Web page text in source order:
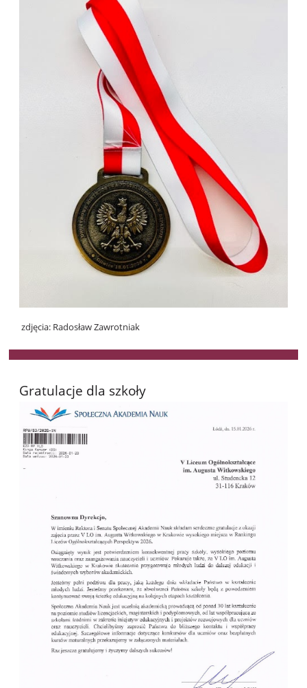
zdjęcia: Radosław Zawrotniak
Gratulacje dla szkoły